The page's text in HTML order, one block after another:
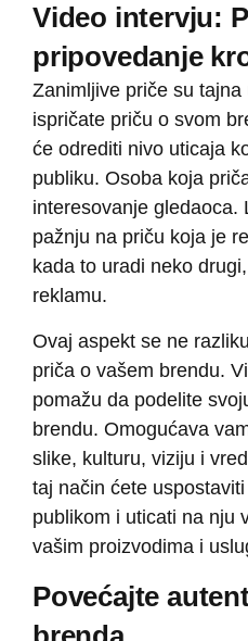
Video intervju:
pripovedanje
Zanimljive priče su
ispričate priču o svom
će odrediti nivo uticaja
publiku. Osoba koja
interesovanje gledaoca.
pažnju na priču koja je
kada to uradi neko
reklamu.
Ovaj aspekt se ne
priča o vašem brendu.
pomažu da podelite
brendu. Omogućava
slike, kulturu, viziju i
taj način ćete
publikom i uticati na nju
vašim proizvodima i
Povećajte